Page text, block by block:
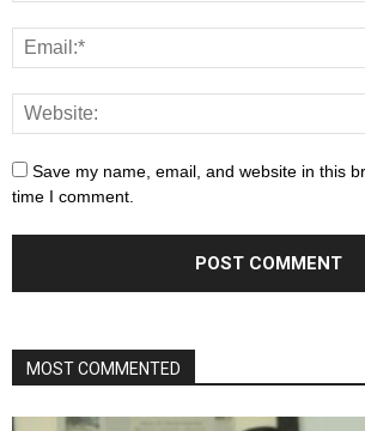
Save my name, email, and website in this
time I comment.
MOST COMMENTED